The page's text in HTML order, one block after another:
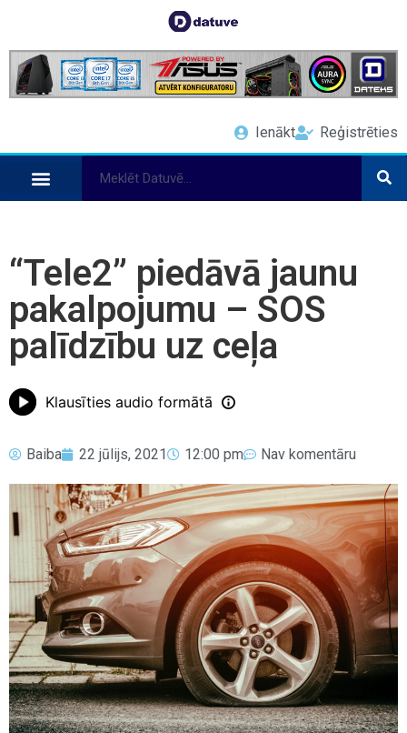
Ienākt Reģistrēties
“Tele2” piedāvā jaunu
pakalpojumu – SOS
palīdzību uz ceļa
Klausīties audio formātā
Baiba 22 jūlijs, 2021 12:00 pm Nav komentāru